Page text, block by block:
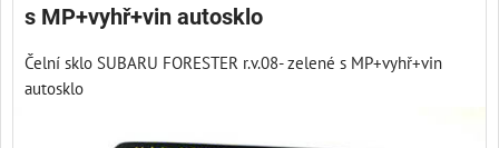
s MP+vyhř+vin autosklo
Čelní sklo SUBARU FORESTER r.v.08- zelené s MP+vyhř+vin
autosklo